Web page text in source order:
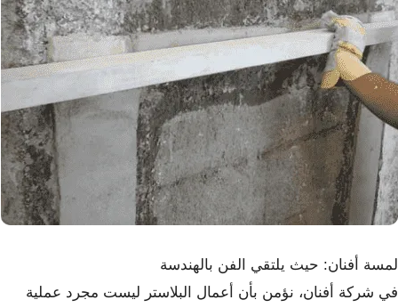
لمسة أفنان: حيث يلتقي الفن بالهندسة
في شركة أفنان، نؤمن بأن أعمال البلاستر ليست مجرد عملية